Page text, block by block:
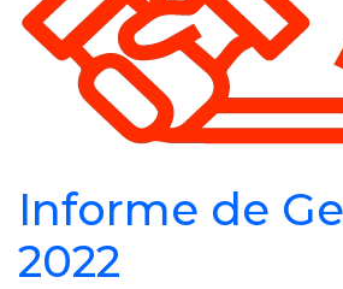
Informe de
2022